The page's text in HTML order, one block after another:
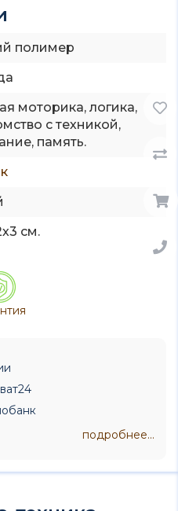
полимер
моторика, логика,
с техникой,
память.
см.
подробнее...